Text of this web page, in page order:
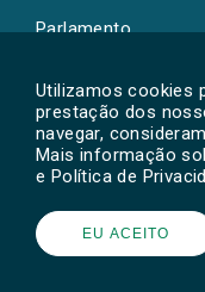
Utilizamos cookies
prestação dos
navegar,
Mais informação
e Política de
EU ACEITO
Parlamento
Powered by